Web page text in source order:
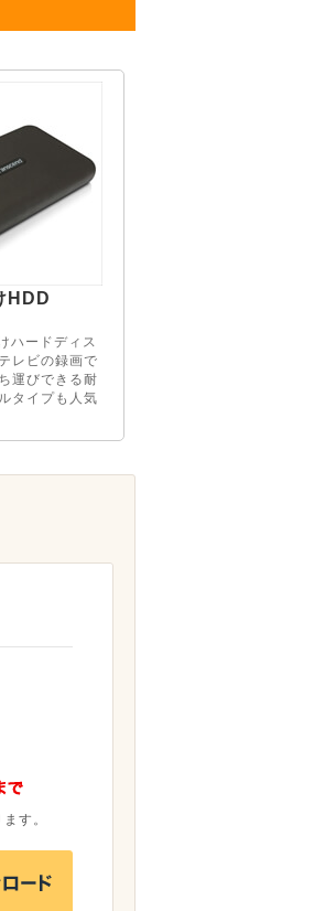
HDD
ハードディス
レビの録画で
運びできる耐
タイプも人気
す。